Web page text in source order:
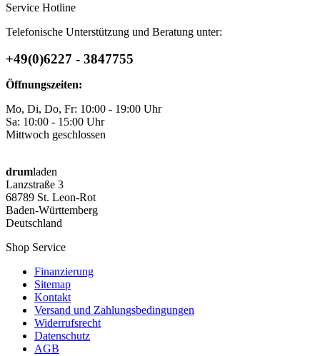
Service Hotline
Telefonische Unterstützung und Beratung unter:
+49(0)6227 - 3847755
Öffnungszeiten:
Mo, Di, Do, Fr: 10:00 - 19:00 Uhr
Sa: 10:00 - 15:00 Uhr
Mittwoch geschlossen
drumladen
Lanzstraße 3
68789 St. Leon-Rot
Baden-Württemberg
Deutschland
Shop Service
Finanzierung
Sitemap
Kontakt
Versand und Zahlungsbedingungen
Widerrufsrecht
Datenschutz
AGB